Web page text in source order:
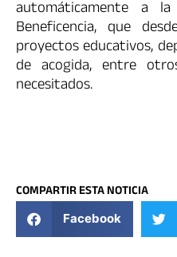
automáticamente a
Beneficencia, que
proyectos educativos,
de acogida, entre
necesitados.
COMPARTIR ESTA NOTICIA
Facebook